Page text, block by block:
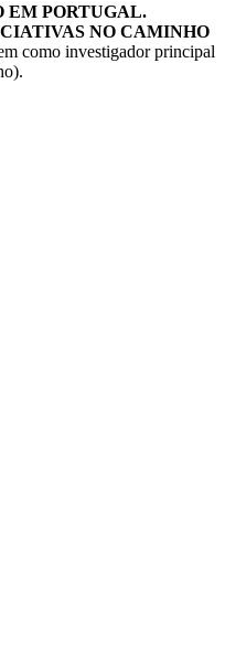
EM PORTUGAL.
NO CAMINHO
como investigador principal